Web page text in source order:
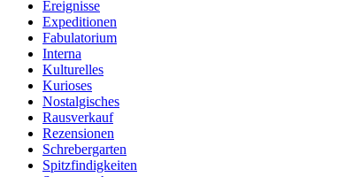
Ereignisse
Expeditionen
Fabulatorium
Interna
Kulturelles
Kurioses
Nostalgisches
Rausverkauf
Rezensionen
Schrebergarten
Spitzfindigkeiten